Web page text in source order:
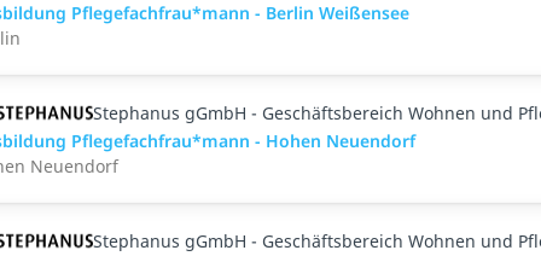
Pflegefachfrau*mann - Berlin Weißensee
Stephanus gGmbH - Geschäftsbereich Wohnen und
Pflegefachfrau*mann - Hohen Neuendorf
Neuendorf
Stephanus gGmbH - Geschäftsbereich Wohnen und